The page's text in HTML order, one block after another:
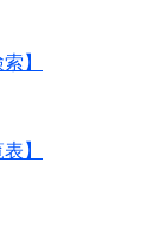
】
】